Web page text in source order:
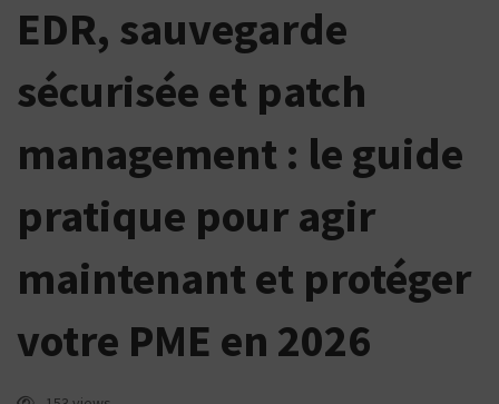
sauvegarde
sécurisée
et
patch
management
:
guide
pratique
EDR, sauvegarde
sécurisée et patch
management : le guide
pratique pour agir
maintenant et protéger
votre PME en 2026